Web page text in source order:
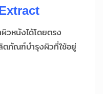
วหนังได้โดยตรง
ตภัณฑ์บำรุงผิวที่ใช้อยู่